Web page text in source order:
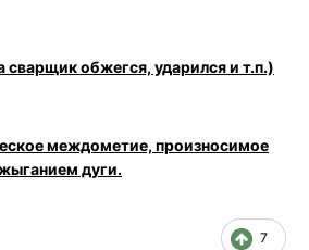
сварщик обжегся, ударился и т.п.)
междометие, произносимое
дуги.
7